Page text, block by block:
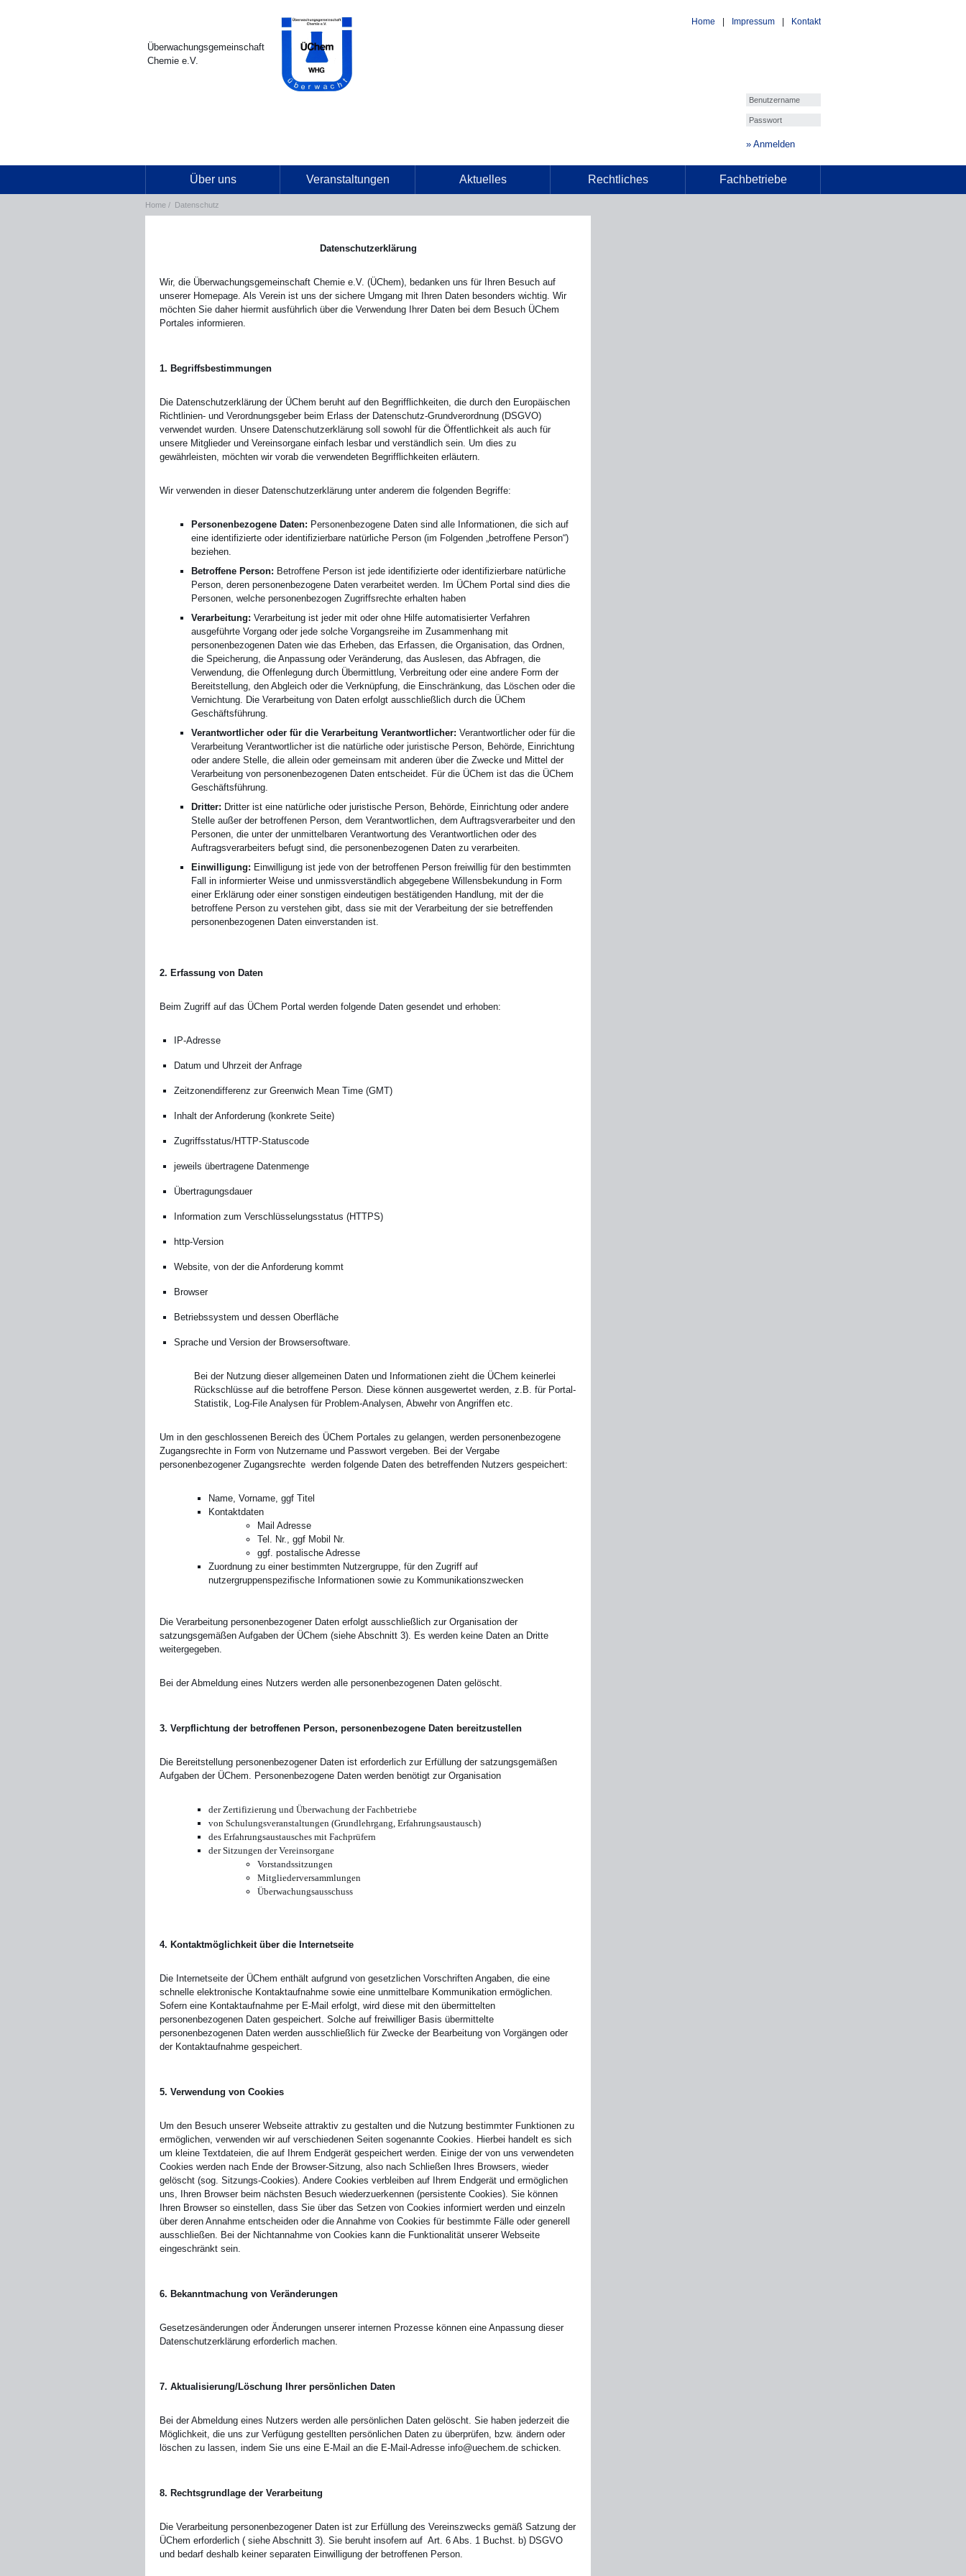
Überwachungsgemeinschaft
Chemie e.V.
Home Impressum Kontakt
Anmelden
Über uns Veranstaltungen Aktuelles Rechtliches Fachbetriebe
Home Datenschutz
Datenschutzerklärung
Wir, die Überwachungsgemeinschaft Chemie e.V. (ÜChem), bedanken uns für Ihren Besuch auf
unserer Homepage. Als Verein ist uns der sichere Umgang mit Ihren Daten besonders wichtig. Wir
möchten Sie daher hiermit ausführlich über die Verwendung Ihrer Daten bei dem Besuch ÜChem
Portales informieren.
1. Begriffsbestimmungen
Die Datenschutzerklärung der ÜChem beruht auf den Begrifflichkeiten, die durch den Europäischen
Richtlinien- und Verordnungsgeber beim Erlass der Datenschutz-Grundverordnung (DSGVO)
verwendet wurden. Unsere Datenschutzerklärung soll sowohl für die Öffentlichkeit als auch für
unsere Mitglieder und Vereinsorgane einfach lesbar und verständlich sein. Um dies zu
gewährleisten, möchten wir vorab die verwendeten Begrifflichkeiten erläutern.
Wir verwenden in dieser Datenschutzerklärung unter anderem die folgenden Begriffe:
Personenbezogene Daten: Personenbezogene Daten sind alle Informationen, die sich auf
eine identifizierte oder identifizierbare natürliche Person (im Folgenden „betroffene Person“)
beziehen.
Betroffene Person: Betroffene Person ist jede identifizierte oder identifizierbare natürliche
Person, deren personenbezogene Daten verarbeitet werden. Im ÜChem Portal sind dies die
Personen, welche personenbezogen Zugriffsrechte erhalten haben
Verarbeitung: Verarbeitung ist jeder mit oder ohne Hilfe automatisierter Verfahren
ausgeführte Vorgang oder jede solche Vorgangsreihe im Zusammenhang mit
personenbezogenen Daten wie das Erheben, das Erfassen, die Organisation, das Ordnen,
die Speicherung, die Anpassung oder Veränderung, das Auslesen, das Abfragen, die
Verwendung, die Offenlegung durch Übermittlung, Verbreitung oder eine andere Form der
Bereitstellung, den Abgleich oder die Verknüpfung, die Einschränkung, das Löschen oder die
Vernichtung. Die Verarbeitung von Daten erfolgt ausschließlich durch die ÜChem
Geschäftsführung.
Verantwortlicher oder für die Verarbeitung Verantwortlicher: Verantwortlicher oder für die
Verarbeitung Verantwortlicher ist die natürliche oder juristische Person, Behörde, Einrichtung
oder andere Stelle, die allein oder gemeinsam mit anderen über die Zwecke und Mittel der
Verarbeitung von personenbezogenen Daten entscheidet. Für die ÜChem ist das die ÜChem
Geschäftsführung.
Dritter: Dritter ist eine natürliche oder juristische Person, Behörde, Einrichtung oder andere
Stelle außer der betroffenen Person, dem Verantwortlichen, dem Auftragsverarbeiter und den
Personen, die unter der unmittelbaren Verantwortung des Verantwortlichen oder des
Auftragsverarbeiters befugt sind, die personenbezogenen Daten zu verarbeiten.
Einwilligung: Einwilligung ist jede von der betroffenen Person freiwillig für den bestimmten
Fall in informierter Weise und unmissverständlich abgegebene Willensbekundung in Form
einer Erklärung oder einer sonstigen eindeutigen bestätigenden Handlung, mit der die
betroffene Person zu verstehen gibt, dass sie mit der Verarbeitung der sie betreffenden
personenbezogenen Daten einverstanden ist.
2. Erfassung von Daten
Beim Zugriff auf das ÜChem Portal werden folgende Daten gesendet und erhoben:
IP-Adresse
Datum und Uhrzeit der Anfrage
Zeitzonendifferenz zur Greenwich Mean Time (GMT)
Inhalt der Anforderung (konkrete Seite)
Zugriffsstatus/HTTP-Statuscode
jeweils übertragene Datenmenge
Übertragungsdauer
Information zum Verschlüsselungsstatus (HTTPS)
http-Version
Website, von der die Anforderung kommt
Browser
Betriebssystem und dessen Oberfläche
Sprache und Version der Browsersoftware.
Bei der Nutzung dieser allgemeinen Daten und Informationen zieht die ÜChem keinerlei
Rückschlüsse auf die betroffene Person. Diese können ausgewertet werden, z.B. für Portal-
Statistik, Log-File Analysen für Problem-Analysen, Abwehr von Angriffen etc.
Um in den geschlossenen Bereich des ÜChem Portales zu gelangen, werden personenbezogene
Zugangsrechte in Form von Nutzername und Passwort vergeben. Bei der Vergabe
personenbezogener Zugangsrechte werden folgende Daten des betreffenden Nutzers gespeichert:
Name, Vorname, ggf Titel
Kontaktdaten
Mail Adresse
Tel. Nr., ggf Mobil Nr.
ggf. postalische Adresse
Zuordnung zu einer bestimmten Nutzergruppe, für den Zugriff auf
nutzergruppenspezifische Informationen sowie zu Kommunikationszwecken
Die Verarbeitung personenbezogener Daten erfolgt ausschließlich zur Organisation der
satzungsgemäßen Aufgaben der ÜChem (siehe Abschnitt 3). Es werden keine Daten an Dritte
weitergegeben.
Bei der Abmeldung eines Nutzers werden alle personenbezogenen Daten gelöscht.
3. Verpflichtung der betroffenen Person, personenbezogene Daten bereitzustellen
Die Bereitstellung personenbezogener Daten ist erforderlich zur Erfüllung der satzungsgemäßen
Aufgaben der ÜChem. Personenbezogene Daten werden benötigt zur Organisation
der Zertifizierung und Überwachung der Fachbetriebe
von Schulungsveranstaltungen (Grundlehrgang, Erfahrungsaustausch)
des Erfahrungsaustausches mit Fachprüfern
der Sitzungen der Vereinsorgane
Vorstandssitzungen
Mitgliederversammlungen
Überwachungsausschuss
4. Kontaktmöglichkeit über die Internetseite
Die Internetseite der ÜChem enthält aufgrund von gesetzlichen Vorschriften Angaben, die eine
schnelle elektronische Kontaktaufnahme sowie eine unmittelbare Kommunikation ermöglichen.
Sofern eine Kontaktaufnahme per E-Mail erfolgt, wird diese mit den übermittelten
personenbezogenen Daten gespeichert. Solche auf freiwilliger Basis übermittelte
personenbezogenen Daten werden ausschließlich für Zwecke der Bearbeitung von Vorgängen oder
der Kontaktaufnahme gespeichert.
5. Verwendung von Cookies
Um den Besuch unserer Webseite attraktiv zu gestalten und die Nutzung bestimmter Funktionen zu
ermöglichen, verwenden wir auf verschiedenen Seiten sogenannte Cookies. Hierbei handelt es sich
um kleine Textdateien, die auf Ihrem Endgerät gespeichert werden. Einige der von uns verwendeten
Cookies werden nach Ende der Browser-Sitzung, also nach Schließen Ihres Browsers, wieder
gelöscht (sog. Sitzungs-Cookies). Andere Cookies verbleiben auf Ihrem Endgerät und ermöglichen
uns, Ihren Browser beim nächsten Besuch wiederzuerkennen (persistente Cookies). Sie können
Ihren Browser so einstellen, dass Sie über das Setzen von Cookies informiert werden und einzeln
über deren Annahme entscheiden oder die Annahme von Cookies für bestimmte Fälle oder generell
ausschließen. Bei der Nichtannahme von Cookies kann die Funktionalität unserer Webseite
eingeschränkt sein.
6. Bekanntmachung von Veränderungen
Gesetzesänderungen oder Änderungen unserer internen Prozesse können eine Anpassung dieser
Datenschutzerklärung erforderlich machen.
7. Aktualisierung/Löschung Ihrer persönlichen Daten
Bei der Abmeldung eines Nutzers werden alle persönlichen Daten gelöscht. Sie haben jederzeit die
Möglichkeit, die uns zur Verfügung gestellten persönlichen Daten zu überprüfen, bzw. ändern oder
löschen zu lassen, indem Sie uns eine E-Mail an die E-Mail-Adresse info@uechem.de schicken.
8. Rechtsgrundlage der Verarbeitung
Die Verarbeitung personenbezogener Daten ist zur Erfüllung des Vereinszwecks gemäß Satzung der
ÜChem erforderlich ( siehe Abschnitt 3). Sie beruht insofern auf Art. 6 Abs. 1 Buchst. b) DSGVO
und bedarf deshalb keiner separaten Einwilligung der betroffenen Person.